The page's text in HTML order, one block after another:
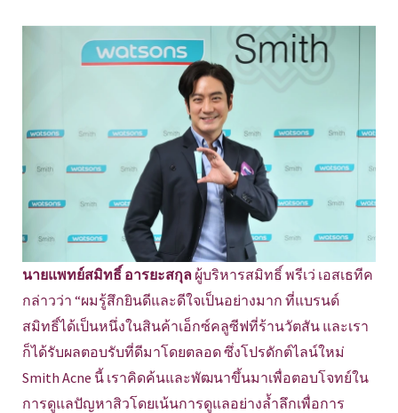
นายแพทย์สมิทธิ์ อารยะสกุล ผู้บริหารสมิทธิ์ พรีเว่ เอสเธทีค
กล่าวว่า “ผมรู้สึกยินดีและดีใจเป็นอย่างมาก ที่แบรนด์
สมิทธิ์ได้เป็นหนึ่งในสินค้าเอ็กซ์คลูซีฟที่ร้านวัตสัน และเรา
ก็ได้รับผลตอบรับที่ดีมาโดยตลอด ซึ่งโปรดักต์ไลน์ใหม่
Smith Acne นี้ เราคิดค้นและพัฒนาขึ้นมาเพื่อตอบโจทย์ใน
การดูแลปัญหาสิวโดยเน้นการดูแลอย่างล้ำลึกเพื่อการ